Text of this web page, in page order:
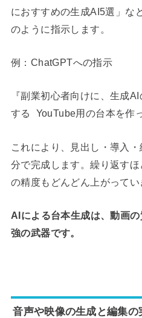
におすすめの生成AI5選」な
のように指示します。
例：ChatGPTへの指示
『副業初心者向けに、生成
する YouTube用の台本を作
これにより、見出し・導入
分で完成します。繰り返す
の精度もどんどん上がってい
AIによる台本生成は、動画
強の武器です。
音声や映像の生成と編集の